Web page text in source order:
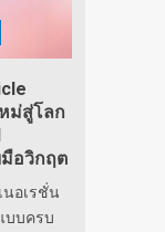
ม่สู่โลก
อวิกฤต
อเรชั่น
บบครบ